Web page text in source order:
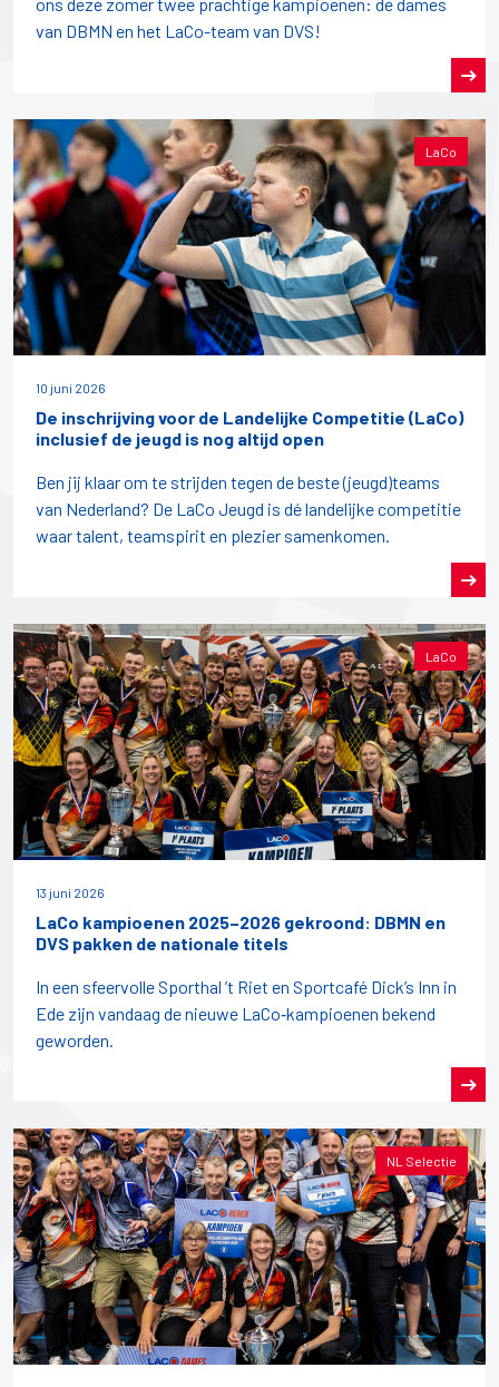
ons deze zomer twee prachtige kampioenen: de dames
van DBMN en het LaCo-team van DVS!
LaCo
10 juni 2026
De inschrijving voor de Landelijke Competitie (LaCo)
inclusief de jeugd is nog altijd open
Ben jij klaar om te strijden tegen de beste (jeugd)teams
van Nederland? De LaCo Jeugd is dé landelijke competitie
waar talent, teamspirit en plezier samenkomen.
LaCo
13 juni 2026
LaCo kampioenen 2025–2026 gekroond: DBMN en
DVS pakken de nationale titels
In een sfeervolle Sporthal ’t Riet en Sportcafé Dick’s Inn in
Ede zijn vandaag de nieuwe LaCo‑kampioenen bekend
geworden.
NL Selectie